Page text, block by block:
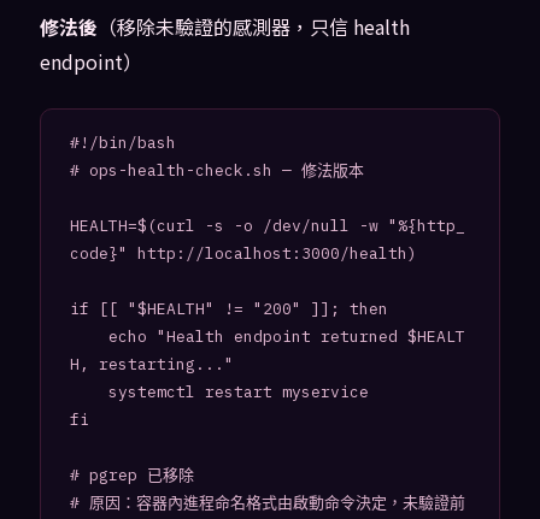
修法後 （移除未驗證的感測器，只信 health
endpoint）
#!/bin/bash
# ops-health-check.sh — 修法版本
HEALTH=$(curl -s -o /dev/null -w "%{http_
code}" http://localhost:3000/health)
if [[ "$HEALTH" != "200" ]]; then
H, restarting..."
fi
# pgrep 已移除
# 原因：容器內進程命名格式由啟動命令決定，未驗證前